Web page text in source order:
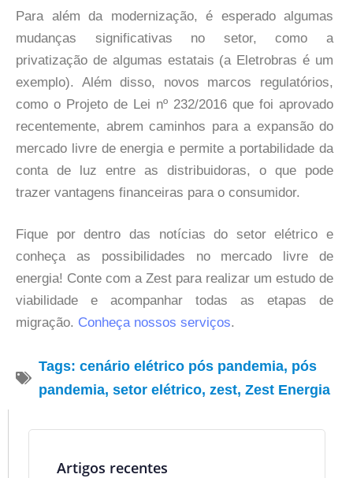
Para além da modernização, é esperado algumas
mudanças significativas no setor, como a
privatização de algumas estatais (a Eletrobras é um
exemplo). Além disso, novos marcos regulatórios,
como o Projeto de Lei nº 232/2016 que foi aprovado
recentemente, abrem caminhos para a expansão do
mercado livre de energia e permite a portabilidade da
conta de luz entre as distribuidoras, o que pode
trazer vantagens financeiras para o consumidor.
Fique por dentro das notícias do setor elétrico e
conheça as possibilidades no mercado livre de
energia! Conte com a Zest para realizar um estudo de
viabilidade e acompanhar todas as etapas de
migração. Conheça nossos serviços.​
Tags: cenário elétrico pós pandemia, pós
pandemia, setor elétrico, zest, Zest Energia
Artigos recentes